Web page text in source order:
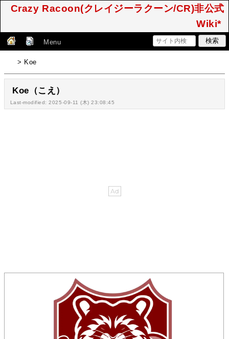
Crazy Racoon(クレイジーラクーン/CR)非公式
Wiki*
Menu
> Koe
Koe（こえ）
Last-modified: 2025-09-11 (木) 23:08:45